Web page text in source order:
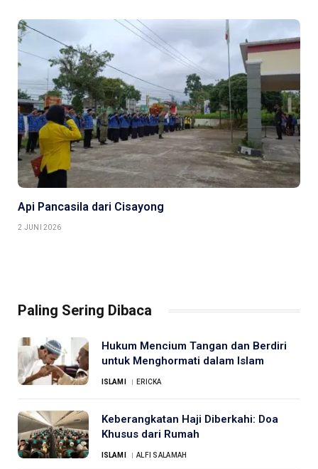
Api Pancasila dari Cisayong
2 JUNI 2026
Paling Sering Dibaca
Hukum Mencium Tangan dan Berdiri
untuk Menghormati dalam Islam
ISLAMI ERICKA
Keberangkatan Haji Diberkahi: Doa
Khusus dari Rumah
ISLAMI ALFI SALAMAH